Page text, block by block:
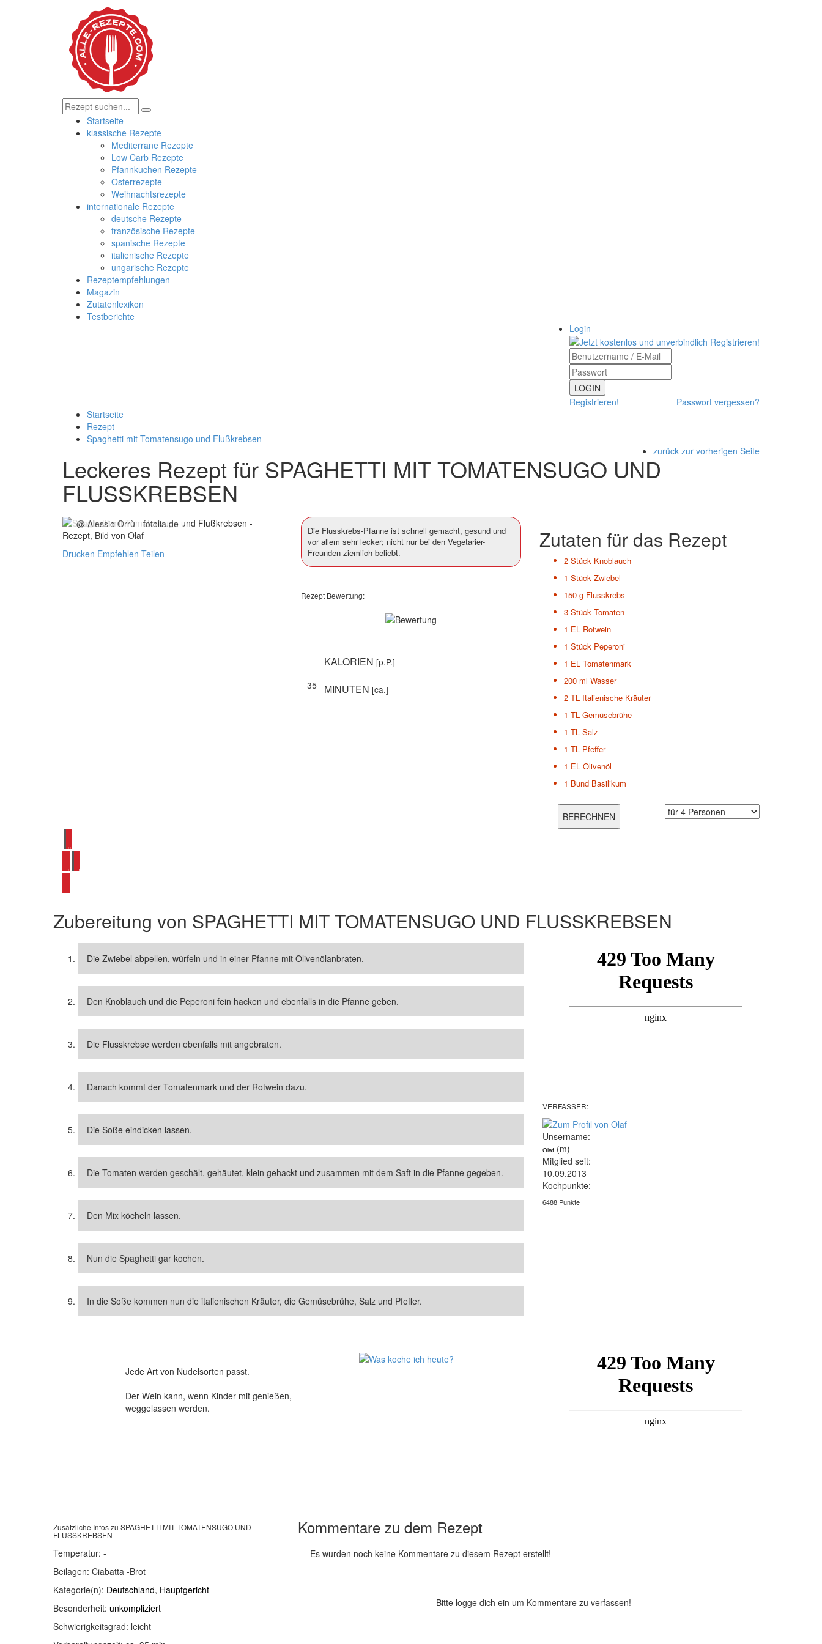
Startseite
klassische Rezepte
Mediterrane Rezepte
Low Carb Rezepte
Pfannkuchen Rezepte
Osterrezepte
Weihnachtsrezepte
internationale Rezepte
deutsche Rezepte
französische Rezepte
spanische Rezepte
italienische Rezepte
ungarische Rezepte
Rezeptempfehlungen
Magazin
Zutatenlexikon
Testberichte
Login
LOGIN
Registrieren!
Passwort vergessen?
Startseite
Rezept
Spaghetti mit Tomatensugo und Flußkrebsen
zurück zur vorherigen Seite
Leckeres Rezept für SPAGHETTI MIT TOMATENSUGO UND
FLUSSKREBSEN
@ Alessio Orrù - fotolia.de
Drucken Empfehlen Teilen
Die Flusskrebs-Pfanne ist schnell gemacht, gesund und
vor allem sehr lecker; nicht nur bei den Vegetarier-
Freunden ziemlich beliebt.
Rezept Bewertung:
– KALORIEN [p.P.]
35
MINUTEN [ca.]
Zutaten für das Rezept
2 Stück Knoblauch
1 Stück Zwiebel
150 g Flusskrebs
3 Stück Tomaten
1 EL Rotwein
1 Stück Peperoni
1 EL Tomatenmark
200 ml Wasser
2 TL Italienische Kräuter
1 TL Gemüsebrühe
1 TL Salz
1 TL Pfeffer
1 EL Olivenöl
1 Bund Basilikum
alle Flusskrebs Rezepte ansehen
alle Pasta Rezepte ansehen
Zubereitung von SPAGHETTI MIT TOMATENSUGO UND FLUSSKREBSEN
Die Zwiebel abpellen, würfeln und in einer Pfanne mit Olivenölanbraten.
Den Knoblauch und die Peperoni fein hacken und ebenfalls in die Pfanne geben.
Die Flusskrebse werden ebenfalls mit angebraten.
Danach kommt der Tomatenmark und der Rotwein dazu.
Die Soße eindicken lassen.
Die Tomaten werden geschält, gehäutet, klein gehackt und zusammen mit dem Saft in die Pfanne gegeben.
Den Mix köcheln lassen.
Nun die Spaghetti gar kochen.
In die Soße kommen nun die italienischen Kräuter, die Gemüsebrühe, Salz und Pfeffer.
VERFASSER:
Unsername:
Olaf (m)
Mitglied seit:
10.09.2013
Kochpunkte:
6488 Punkte
Jede Art von Nudelsorten passt.
Der Wein kann, wenn Kinder mit genießen,
weggelassen werden.
Zusätzliche Infos zu SPAGHETTI MIT TOMATENSUGO UND
FLUSSKREBSEN
Temperatur: -
Beilagen: Ciabatta -Brot
Kategorie(n): Deutschland, Hauptgericht
Besonderheit: unkompliziert
Schwierigkeitsgrad: leicht
Kommentare zu dem Rezept
Es wurden noch keine Kommentare zu diesem Rezept erstellt!
Bitte logge dich ein um Kommentare zu verfassen!